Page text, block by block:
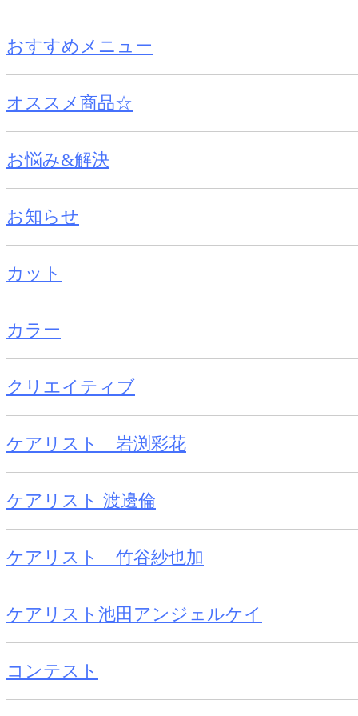
おすすめメニュー
オススメ商品☆
お悩み&解決
お知らせ
カット
カラー
クリエイティブ
ケアリスト 岩渕彩花
ケアリスト 渡邊倫
ケアリスト 竹谷紗也加
ケアリスト池田アンジェルケイ
コンテスト